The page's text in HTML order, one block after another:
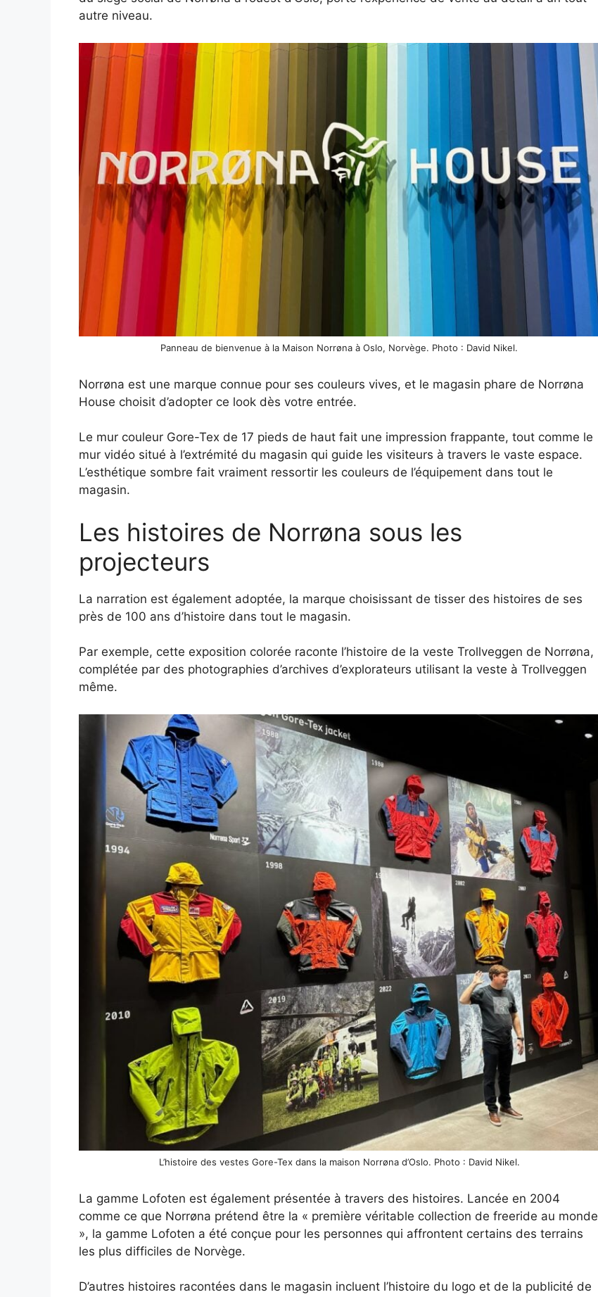
autre niveau.
Panneau de bienvenue à la Maison Norrøna à Oslo, Norvège. Photo : David Nikel.
Norrøna est une marque connue pour ses couleurs vives, et le magasin phare de Norrøna
House choisit d’adopter ce look dès votre entrée.
Le mur couleur Gore-Tex de 17 pieds de haut fait une impression frappante, tout comme le
mur vidéo situé à l’extrémité du magasin qui guide les visiteurs à travers le vaste espace.
L’esthétique sombre fait vraiment ressortir les couleurs de l’équipement dans tout le
magasin.
Les histoires de Norrøna sous les
projecteurs
La narration est également adoptée, la marque choisissant de tisser des histoires de ses
près de 100 ans d’histoire dans tout le magasin.
Par exemple, cette exposition colorée raconte l’histoire de la veste Trollveggen de Norrøna,
complétée par des photographies d’archives d’explorateurs utilisant la veste à Trollveggen
même.
L’histoire des vestes Gore-Tex dans la maison Norrøna d’Oslo. Photo : David Nikel.
La gamme Lofoten est également présentée à travers des histoires. Lancée en 2004
comme ce que Norrøna prétend être la « première véritable collection de freeride au monde
», la gamme Lofoten a été conçue pour les personnes qui affrontent certains des terrains
les plus difficiles de Norvège.
D’autres histoires racontées dans le magasin incluent l’histoire du logo et de la publicité de